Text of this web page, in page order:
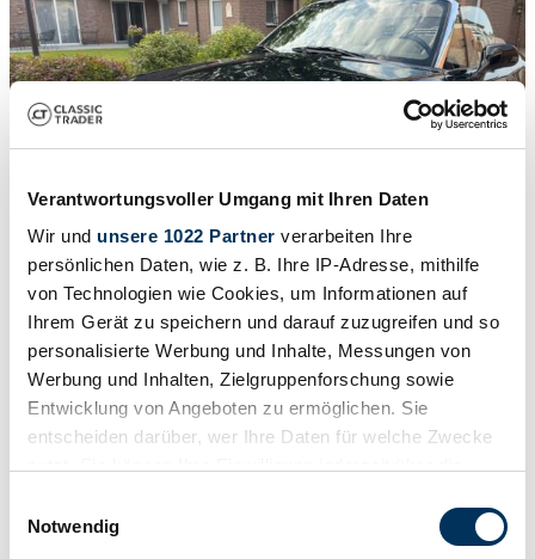
Verantwortungsvoller Umgang mit Ihren Daten
Wir und unsere 1022 Partner verarbeiten Ihre
persönlichen Daten, wie z. B. Ihre IP-Adresse, mithilfe
von Technologien wie Cookies, um Informationen auf
Ihrem Gerät zu speichern und darauf zuzugreifen und so
personalisierte Werbung und Inhalte, Messungen von
Werbung und Inhalten, Zielgruppenforschung sowie
Entwicklung von Angeboten zu ermöglichen. Sie
entscheiden darüber, wer Ihre Daten für welche Zwecke
Trigger Symbol ändern oder widerrufen
Notwendig
/24
1997 | BMW Z3 1.9
€ 18.950